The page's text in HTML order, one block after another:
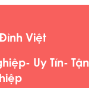
Việt
Uy Tín- Tận